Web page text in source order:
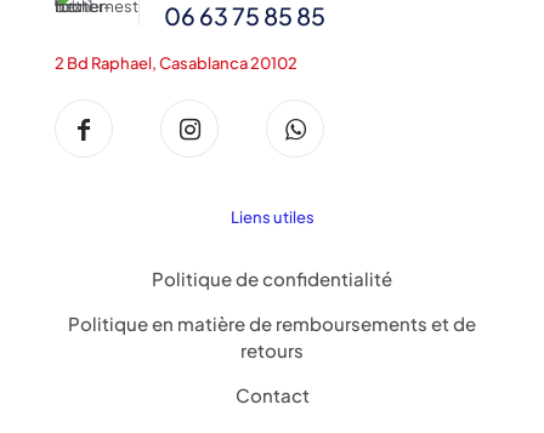
06 63 75 85 85
2 Bd Raphael, Casablanca 20102
Liens utiles
Politique de confidentialité
Politique en matière de remboursements et de
retours
Contact